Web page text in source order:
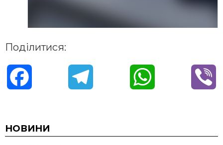
Поділитися:
c
НОВИНИ